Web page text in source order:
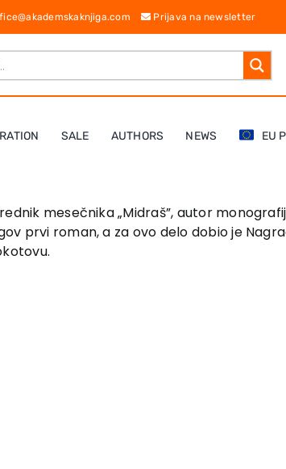
Prijava na newsletter
SALE AUTHORS NEWS EU
mesečnika „Midraš”, autor
prvi roman, a za ovo delo dobio je